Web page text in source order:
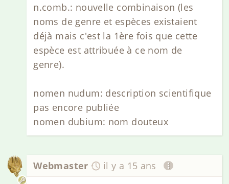
n.comb.: nouvelle combinaison (les
noms de genre et espèces existaient
déjà mais c'est la 1ère fois que cette
espèce est attribuée à ce nom de
genre).
nomen nudum: description scientifique
pas encore publiée
nomen dubium: nom douteux
Webmaster il y a 15 ans